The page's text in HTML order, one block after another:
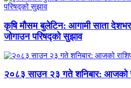
कृषि मौसम बुलेटिन: आगामी साता देशभर
जोगाउन परिषद्को सुझाव
२०८३ साउन २३ गते शनिबार: आजको